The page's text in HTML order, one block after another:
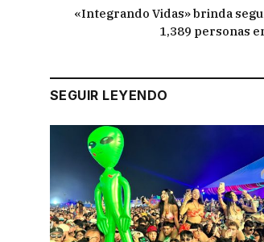
«Integrando Vidas» brinda
1,389 personas
SEGUIR LEYENDO